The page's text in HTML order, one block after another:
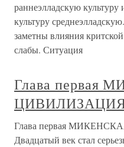
раннеэлладскую культуру
культуру
заметны влияния
слабы. Ситуация
Глава первая
Глава первая
Двадцатый век стал